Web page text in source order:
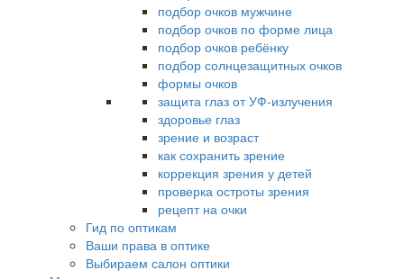
подбор очков мужчине
подбор очков по форме лица
подбор очков ребёнку
подбор солнцезащитных очков
формы очков
защита глаз от УФ-излучения
здоровье глаз
зрение и возраст
как сохранить зрение
коррекция зрения у детей
проверка остроты зрения
рецепт на очки
Гид по оптикам
Ваши права в оптике
Выбираем салон оптики